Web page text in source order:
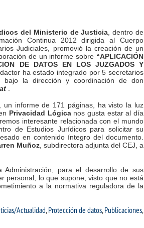
del Ministerio de Justicia , dentro de
Continua 2012 dirigida al Cuerpo
Judiciales, promovió la creación de un
de un informe sobre “APLICACIÓN
DE DATOS EN LOS JUZGADOS Y
ha estado integrado por 5 secretarios
bajo la dirección y coordinación de don
un informe de 171 páginas, ha visto la luz
Privacidad Lógicanos gusta estar al día
interesante relacionada con el mundo
de Estudios Jurídicos para solicitar su
en contenido íntegro del documento.
Muñoz , subdirectora adjunta del CEJ, a
para el desarrollo de sus
personal, lo que supone, visto que no está
a la normativa reguladora de la
Actualidad, Protección de datos, Publicaciones,